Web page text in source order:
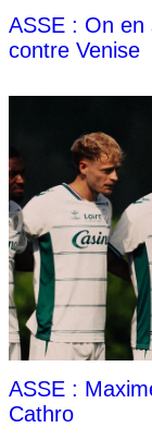
ASSE : On en
contre Venise
ASSE :
Cathro